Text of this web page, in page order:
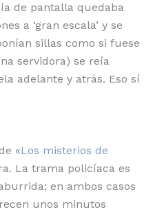
de pantalla quedaba
a ‘gran escala’ y se
sillas como si fuese
servidora) se reía
adelante y atrás. Eso sí
«Los misterios de
La trama policíaca es
en ambos casos
unos minutos